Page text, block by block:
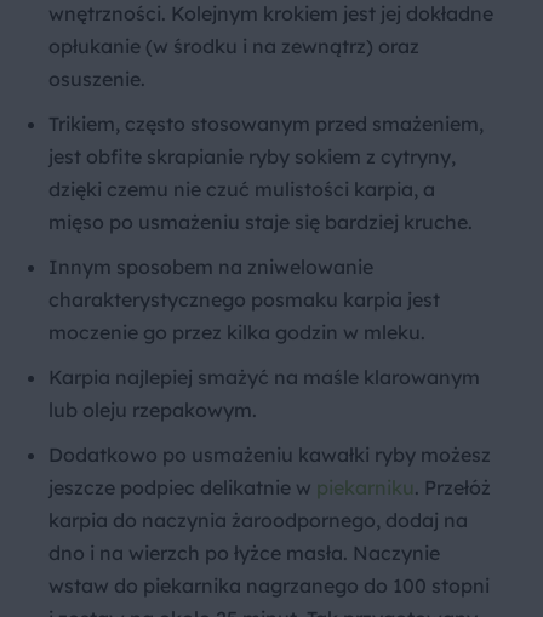
wnętrzności. Kolejnym krokiem jest jej dokładne
opłukanie (w środku i na zewnątrz) oraz
osuszenie.
Trikiem, często stosowanym przed smażeniem,
jest obfite skrapianie ryby sokiem z cytryny,
dzięki czemu nie czuć mulistości karpia, a
mięso po usmażeniu staje się bardziej kruche.
Innym sposobem na zniwelowanie
charakterystycznego posmaku karpia jest
moczenie go przez kilka godzin w mleku.
Karpia najlepiej smażyć na maśle klarowanym
lub oleju rzepakowym.
Dodatkowo po usmażeniu kawałki ryby możesz
jeszcze podpiec delikatnie w piekarniku. Przełóż
karpia do naczynia żaroodpornego, dodaj na
dno i na wierzch po łyżce masła. Naczynie
wstaw do piekarnika nagrzanego do 100 stopni